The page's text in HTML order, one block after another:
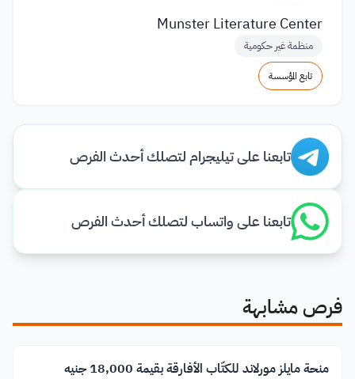
Munster Literature Center
منظمة غير حكومية
تابع المؤسسة
تابعنا على تيليجرام لتصلك أحدث الفرص
تابعنا على واتساب لتصلك أحدث الفرص
فرص مشابهة
منحة مايلز مورلاند للكتّاب الأفارقة بقيمة 18,000 جنيه